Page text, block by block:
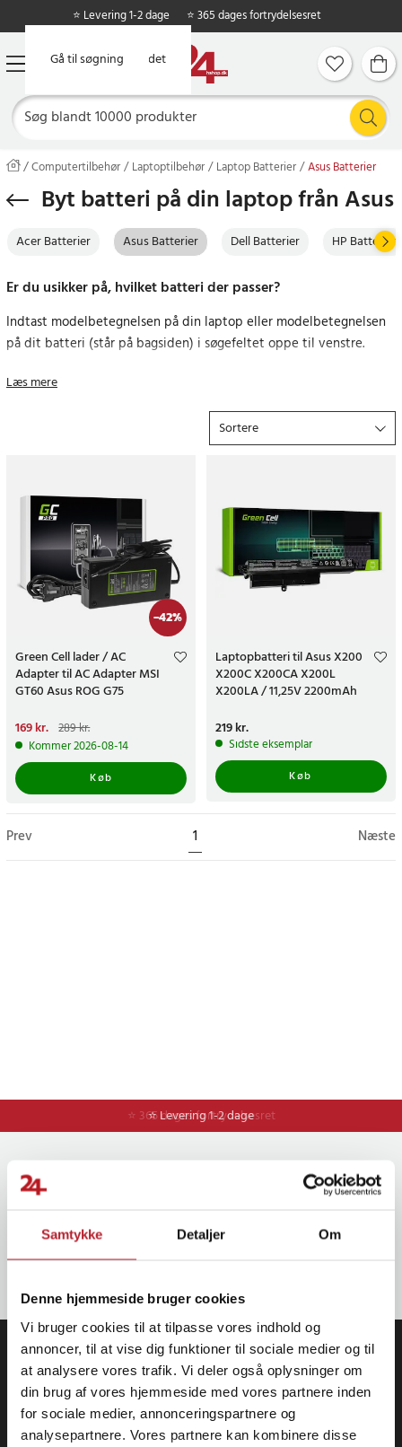
Samtykke Detaljer Om
Denne hjemmeside bruger cookies
Vi bruger cookies til at tilpasse vores indhold og
annoncer, til at vise dig funktioner til sociale medier og til
at analysere vores trafik. Vi deler også oplysninger om
din brug af vores hjemmeside med vores partnere inden
for sociale medier, annonceringspartnere og
analysepartnere. Vores partnere kan kombinere disse
Gå til hovedindholdet
Gå til søgning
⭐ Levering 1-2 dage ⭐ 365 dages fortrydelsesret
Computertilbehør Laptoptilbehør Laptop Batterier Asus Batterier
Byt batteri på din laptop från Asus
Acer Batterier Asus Batterier Dell Batterier HP Batterier
Er du usikker på, hvilket batteri der passer?
Indtast modelbetegnelsen på din laptop eller modelbetegnelsen
på dit batteri (står på bagsiden) i søgefeltet oppe til venstre.
Føler du dig stadig usikker, kan du kontakte vores
Når du handler på 24hshop.dk får du altid prisgaranti, 365 dages
Hvorfor betale mere end du behøver? Gør et kup og bestil
allerede i dag!
Læs mere
Sortere
-42%
Green Cell lader / AC
Adapter til AC Adapter MSI
GT60 Asus ROG G75
Nuværende pris
169 kr.Tidligere pris:289 kr.
169 kr. 289 kr.
Kommer 2026-08-14
Køb
Laptopbatteri til Asus X200
X200C X200CA X200L
X200LA / 11,25V 2200mAh
Pris:219 kr.
219 kr.
Sidste eksemplar
Køb
Prev 1 Næste
⭐ Levering 1-2 dage
⭐ 365 dages fortrydelsesret
Nyhedsbrevet
Få nyheder, kampagner og eksklusive tilbud først! Tilmeld dig vores